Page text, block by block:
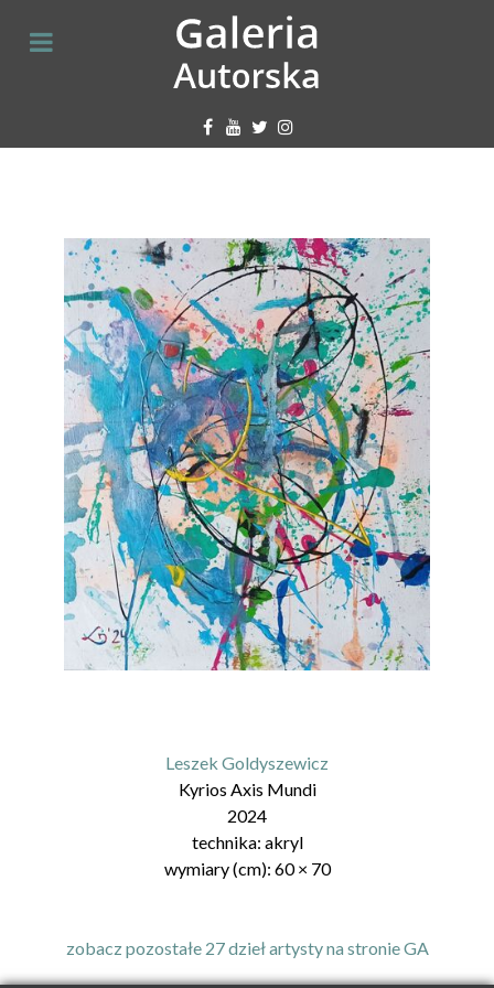
Leszek Goldyszewicz
Kyrios Axis Mundi
2024
technika: akryl
wymiary (cm): 60× 70
zobacz pozostałe 27 dzieł artysty na stronie GA